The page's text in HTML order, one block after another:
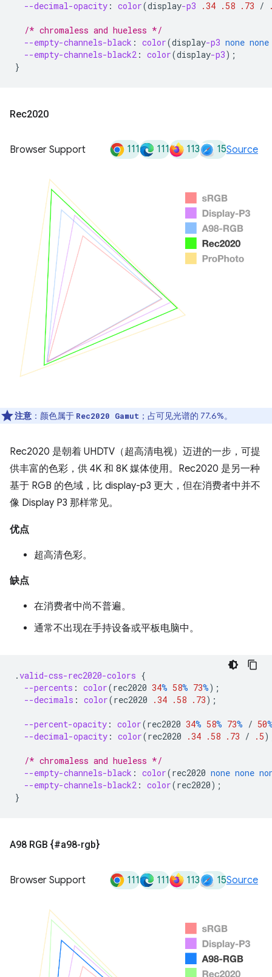
--decimal-opacity : color(display-p3 .34 .58 .73 /
/* chromaless and hueless */
--empty-channels-black : color(display-p3 none none
--empty-channels-black2 : color(display-p3);
}
Rec2020
Browser Support 111 111 113 15Source
注意 ：颜色属于 Rec2020 Gamut ；占可见光谱的 77.6%。
Rec2020 是朝着 UHDTV（超高清电视）迈进的一步，可提
供丰富的色彩，供 4K 和 8K 媒体使用。Rec2020 是另一种
基于 RGB 的色域，比 display-p3 更大，但在消费者中并不
像 Display P3 那样常见。
优点
超高清色彩。
缺点
在消费者中尚不普遍。
通常不出现在手持设备或平板电脑中。
.valid-css-rec2020-colors {
--percents : color(rec2020 34% 58% 73%);
--decimals : color(rec2020 .34 .58 .73);
--percent-opacity : color(rec2020 34% 58% 73% / 50
--decimal-opacity : color(rec2020 .34 .58 .73 / .5
/* chromaless and hueless */
--empty-channels-black : color(rec2020 none none
--empty-channels-black2 : color(rec2020);
}
A98 RGB {#a98-rgb}
Browser Support 111 111 113 15Source